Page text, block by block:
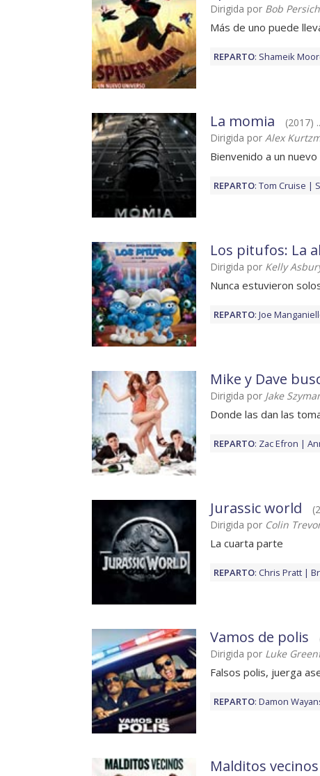
Dirigida por Bob
Más de uno puede
REPARTO: Shameik
La momia
(2017)
Dirigida por Alex
Bienvenido a un
REPARTO: Tom Cruise
Los pitufos: La
Dirigida por Kelly
Nunca estuvieron
REPARTO: Joe
Mike y Dave
Dirigida por Jake
Donde las dan las
REPARTO: Zac Efron
Jurassic world
Dirigida por Colin
La cuarta parte
REPARTO: Chris Pratt
Vamos de polis
Dirigida por Luke
Falsos polis, juerga
REPARTO: Damon
Malditos vecinos